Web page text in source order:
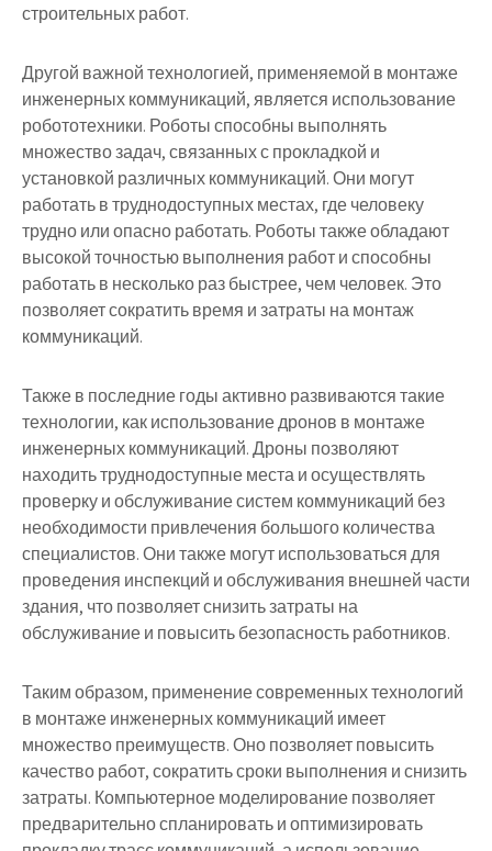
строительных работ.
Другой важной технологией, применяемой в монтаже
инженерных коммуникаций, является использование
робототехники. Роботы способны выполнять
множество задач, связанных с прокладкой и
установкой различных коммуникаций. Они могут
работать в труднодоступных местах, где человеку
трудно или опасно работать. Роботы также обладают
высокой точностью выполнения работ и способны
работать в несколько раз быстрее, чем человек. Это
позволяет сократить время и затраты на монтаж
коммуникаций.
Также в последние годы активно развиваются такие
технологии, как использование дронов в монтаже
инженерных коммуникаций. Дроны позволяют
находить труднодоступные места и осуществлять
проверку и обслуживание систем коммуникаций без
необходимости привлечения большого количества
специалистов. Они также могут использоваться для
проведения инспекций и обслуживания внешней части
здания, что позволяет снизить затраты на
обслуживание и повысить безопасность работников.
Таким образом, применение современных технологий
в монтаже инженерных коммуникаций имеет
множество преимуществ. Оно позволяет повысить
качество работ, сократить сроки выполнения и снизить
затраты. Компьютерное моделирование позволяет
предварительно спланировать и оптимизировать